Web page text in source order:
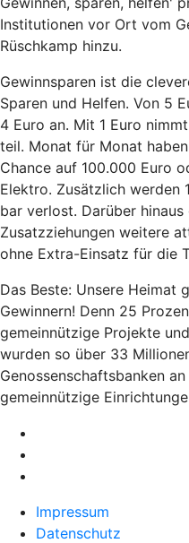
Institutionen vor Ort vom
Rüschkamp hinzu.
Gewinnsparen ist die
Sparen und Helfen. Von 5
4 Euro an. Mit 1 Euro
teil. Monat für Monat
Chance auf 100.000 Euro
Elektro. Zusätzlich werden
bar verlost. Darüber
Zusatzziehungen weitere
ohne Extra-Einsatz für die
Das Beste: Unsere Heimat
Gewinnern! Denn 25
gemeinnützige Projekte
wurden so über 33
Genossenschaftsbanken
gemeinnützige
Impressum
Datenschutz